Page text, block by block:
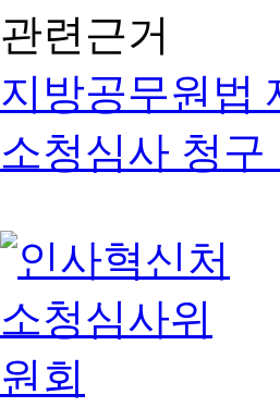
관련근거
지방공무원법
소청심사 청